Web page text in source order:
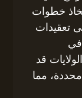
خطوات
تعقيدات
في
قد
مما